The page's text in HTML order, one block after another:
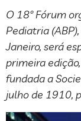
O 18º Fórum
Pediatria
Janeiro, será
primeira
fundada a
julho de 1910,